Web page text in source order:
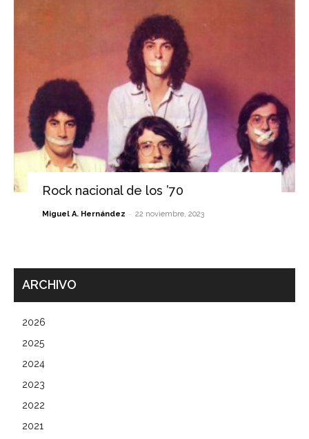
Rock nacional de los ’70
Miguel A. Hernández - 22 noviembre, 2023
ARCHIVO
2026
2025
2024
2023
2022
2021